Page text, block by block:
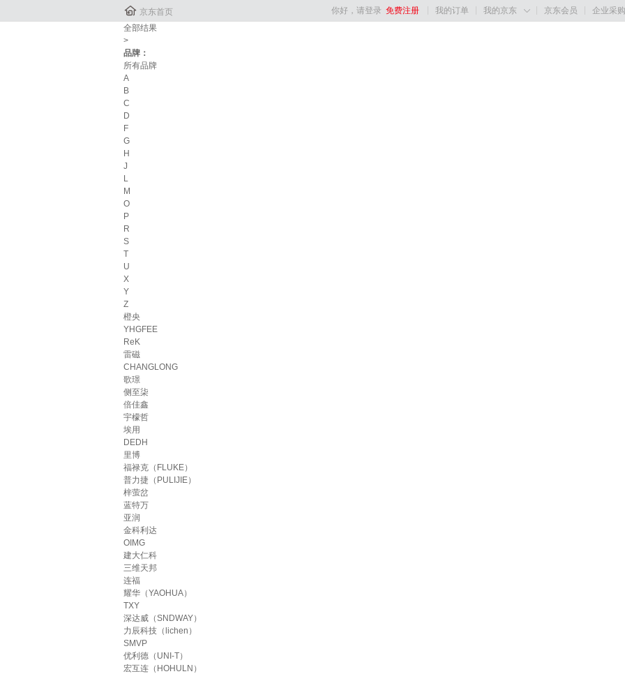
 京东首页 你好，请登录 免费注册 我的订单 我的京东  京东会员
企业采购
全部结果
>
品牌：
所有品牌
A
B
C
D
F
G
H
J
L
M
O
P
R
S
T
U
X
Y
Z
橙央
YHGFEE
ReK
雷磁
CHANGLONG
歌璟
侧至柒
倍佳鑫
宇檬哲
埃用
DEDH
里博
福禄克（FLUKE）
普力捷（PULIJIE）
梓萤岔
蓝特万
亚润
金科利达
OIMG
建大仁科
三维天邦
连福
耀华（YAOHUA）
TXY
深达威（SNDWAY）
力辰科技（lichen）
SMVP
优利德（UNI-T）
宏互连（HOHULN）